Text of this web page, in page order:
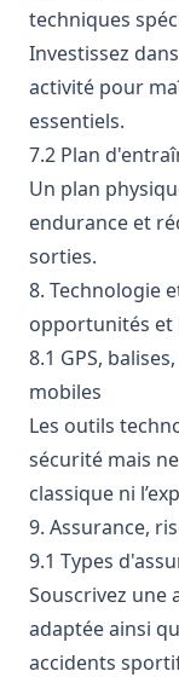
techniques
Investissez
activité pour
essentiels.
7.2 Plan
Un plan
endurance et
sorties.
8. Technologie
opportunités et
8.1 GPS,
mobiles
Les outils
sécurité mais
classique ni
9. Assurance,
9.1 Types
Souscrivez une
adaptée ainsi
accidents